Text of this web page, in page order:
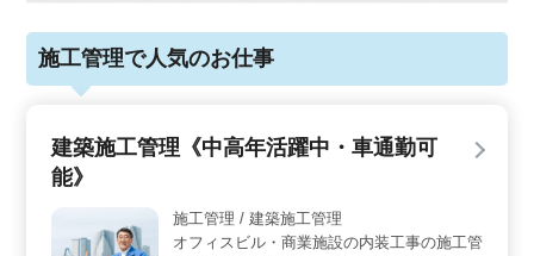
施工管理で人気のお仕事
建築施工管理《中高年活躍中・車通勤可
能》
施工管理 / 建築施工管理
オフィスビル・商業施設の内装工事の施工管